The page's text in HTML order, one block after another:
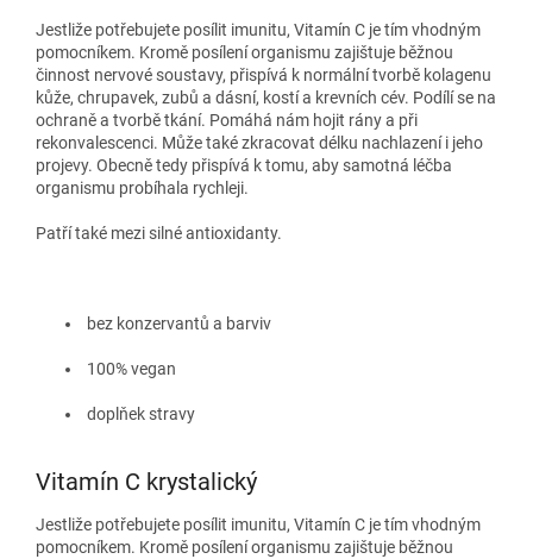
Jestliže potřebujete posílit imunitu, Vitamín C je tím vhodným
pomocníkem. Kromě posílení organismu zajištuje běžnou
činnost nervové soustavy, přispívá k normální tvorbě kolagenu
kůže, chrupavek, zubů a dásní, kostí a krevních cév. Podílí se na
ochraně a tvorbě tkání. Pomáhá nám hojit rány a při
rekonvalescenci. Může také zkracovat délku nachlazení i jeho
projevy. Obecně tedy přispívá k tomu, aby samotná léčba
organismu probíhala rychleji.
Patří také mezi silné antioxidanty.
bez konzervantů a barviv
100% vegan
doplňek stravy
Vitamín C krystalický
Jestliže potřebujete posílit imunitu, Vitamín C je tím vhodným
pomocníkem. Kromě posílení organismu zajištuje běžnou